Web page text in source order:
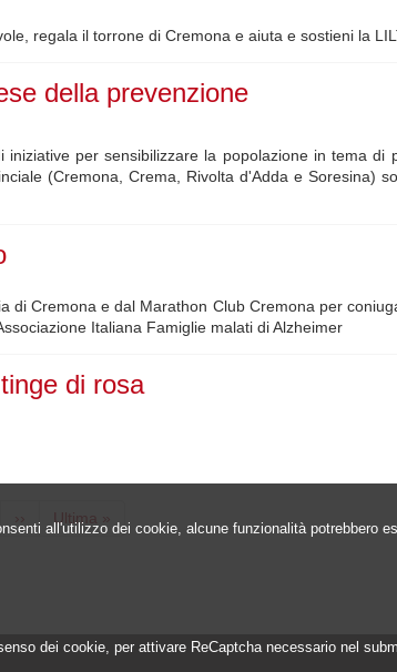
regala il torrone di Cremona e aiuta e sostieni la
della prevenzione
per sensibilizzare la popolazione in tema di
(Cremona, Crema, Rivolta d'Adda e Soresina)
di Cremona e dal Marathon Club Cremona per
Italiana Famiglie malati di Alzheimer
di rosa
Pagina
successiva
Ultima
pagina
Ultima »
all'utilizzo dei cookie, alcune funzionalità potrebbero
dei cookie, per attivare ReCaptcha necessario nel